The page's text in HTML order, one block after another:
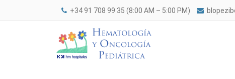
+34 91 708 99 35 (8:00 AM – 5:00 PM)